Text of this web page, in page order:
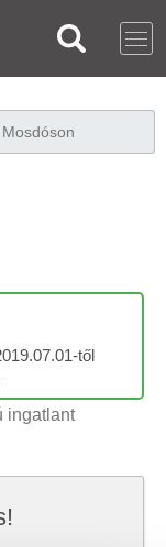
Mosdóson
től
ingatlant